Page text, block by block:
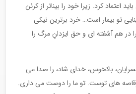
اعتماد کرد. زیرا خود را بیناتر از کرئن
تو بیمار است… خرد برترین نیکی
در هم آشفته ای و حق ایزدانِ مرگ را
باکخوس، خدای شاد، را صدا می
رقاصه های توست. تو ما را دوست می داری.